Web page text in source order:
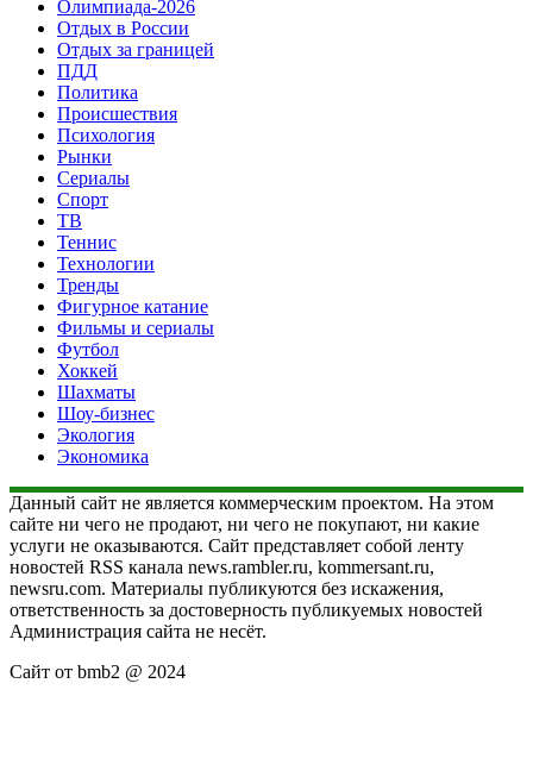
Олимпиада-2026
Отдых в России
Отдых за границей
ПДД
Политика
Происшествия
Психология
Рынки
Сериалы
Спорт
ТВ
Теннис
Технологии
Тренды
Фигурное катание
Фильмы и сериалы
Футбол
Хоккей
Шахматы
Шоу-бизнес
Экология
Экономика
Данный сайт не является коммерческим проектом. На этом
сайте ни чего не продают, ни чего не покупают, ни какие
услуги не оказываются. Сайт представляет собой ленту
новостей RSS канала news.rambler.ru, kommersant.ru,
newsru.com. Материалы публикуются без искажения,
ответственность за достоверность публикуемых новостей
Администрация сайта не несёт.
Сайт от bmb2 @ 2024